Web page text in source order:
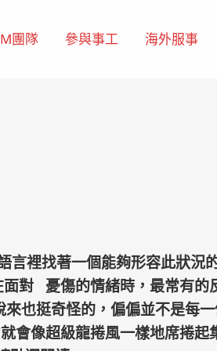
團隊 參與事工 海外服事
言裡找著一個能夠形容此狀況
對 憂傷的情緒時，最常有的
來也挺奇怪的，偏偏並不是每
會像超級龍捲風一樣地席捲起